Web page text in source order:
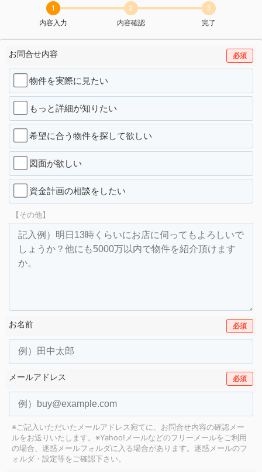
1
内容入力
2
内容確認
3
完了
お問合せ内容 必須
物件を実際に見たい
もっと詳細が知りたい
希望に合う物件を探して欲しい
図面が欲しい
資金計画の相談をしたい
【その他】
お名前 必須
メールアドレス 必須
※ご記入いただいたメールアドレス宛てに、お問合せ内容の確認メー
ルをお送りいたします。 ※Yahoo!メールなどのフリーメールをご利用
の場合、迷惑メールフォルダに入る場合があります。 迷惑メールのフ
ォルダ・設定等をご確認下さい。